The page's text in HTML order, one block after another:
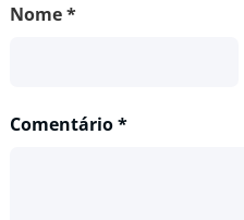
Nome*
Comentário*